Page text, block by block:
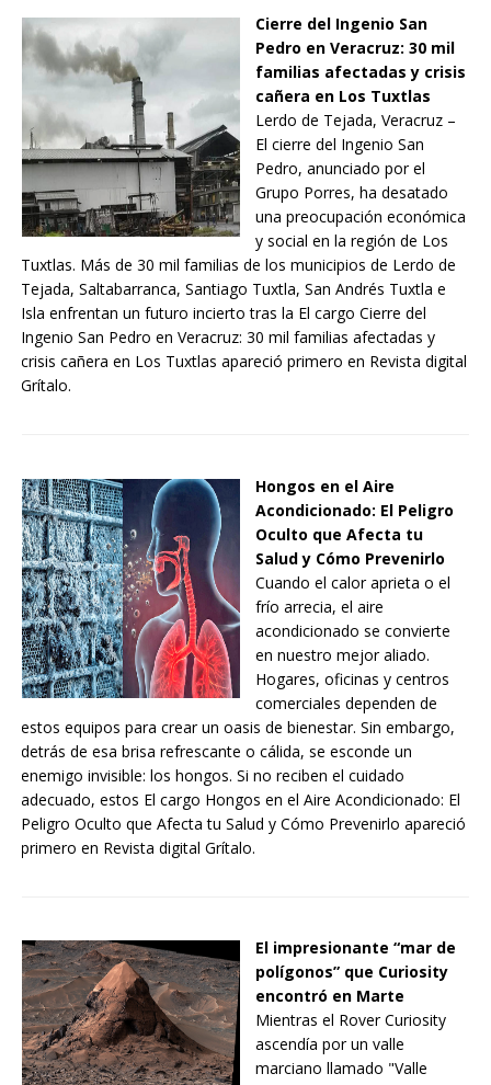
Cierre del Ingenio San
Pedro en Veracruz: 30 mil
familias afectadas y crisis
cañera en Los Tuxtlas
Lerdo de Tejada, Veracruz –
El cierre del Ingenio San
Pedro, anunciado por el
Grupo Porres, ha desatado
una preocupación económica
y social en la región de Los
Tuxtlas. Más de 30 mil familias de los municipios de Lerdo de
Tejada, Saltabarranca, Santiago Tuxtla, San Andrés Tuxtla e
Isla enfrentan un futuro incierto tras la El cargo Cierre del
Ingenio San Pedro en Veracruz: 30 mil familias afectadas y
crisis cañera en Los Tuxtlas apareció primero en Revista digital
Grítalo.
Hongos en el Aire
Acondicionado: El Peligro
Oculto que Afecta tu
Salud y Cómo Prevenirlo
Cuando el calor aprieta o el
frío arrecia, el aire
acondicionado se convierte
en nuestro mejor aliado.
Hogares, oficinas y centros
comerciales dependen de
estos equipos para crear un oasis de bienestar. Sin embargo,
detrás de esa brisa refrescante o cálida, se esconde un
enemigo invisible: los hongos. Si no reciben el cuidado
adecuado, estos El cargo Hongos en el Aire Acondicionado: El
Peligro Oculto que Afecta tu Salud y Cómo Prevenirlo apareció
primero en Revista digital Grítalo.
El impresionante “mar de
polígonos” que Curiosity
encontró en Marte
Mientras el Rover Curiosity
ascendía por un valle
marciano llamado "Valle